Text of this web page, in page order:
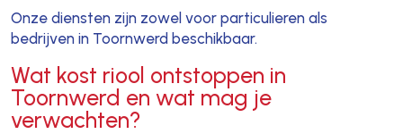
Onze diensten zijn zowel voor particulieren als
bedrijven in Toornwerd beschikbaar.
Wat kost riool ontstoppen in
Toornwerd en wat mag je
verwachten?